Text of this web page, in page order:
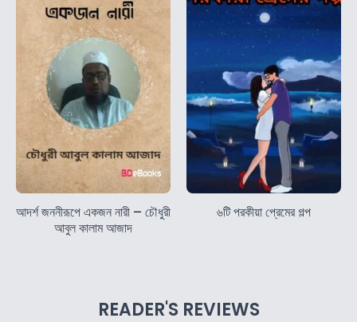
আদর্শ জননীরূপে একজন নারী – চৌধুরী
আবুল কালাম আজাদ
৬টি পরকীয়া প্রেমের গল্প
READER'S REVIEWS